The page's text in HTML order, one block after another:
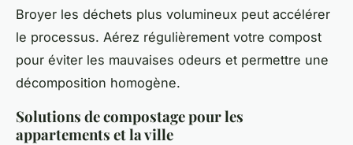
Broyer les déchets plus volumineux peut accélérer
le processus. Aérez régulièrement votre compost
pour éviter les mauvaises odeurs et permettre une
décomposition homogène.
Solutions de compostage pour les
appartements et la ville